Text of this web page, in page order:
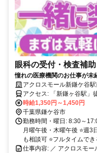
眼科の受付・検査補助
憧れの医療機関のお仕事が未
も相談可✅土日午後・日祝は
アクロスモール新鎌ケ谷
アクセス: 「新鎌ヶ谷駅」徒歩4分 東武アーバンパークライン/京成線/
北総線など 複数路線で通
時給1,350円～1,450円
千葉県鎌ケ谷市
勤務時間・曜日: 8:30～
月曜午後・木曜午後 ⭐週3
も相談可 ⭐フルタイムで
仕事内容: ／ アクロスモ